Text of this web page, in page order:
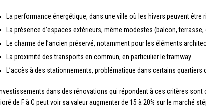
La performance énergétique, dans une ville où les hivers peuvent être
La présence d’espaces extérieurs, même modestes (balcon, terrasse,
Le charme de l’ancien préservé, notamment pour les éléments
La proximité des transports en commun, en particulier le tramway
L’accès à des stationnements, problématique dans certains quartiers
dans des rénovations qui répondent à ces critères
de F à C peut voir sa valeur augmenter de 15 à 20% sur le marché